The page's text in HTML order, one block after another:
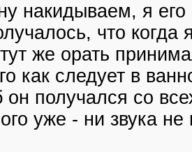
накидываем, я
что когда
же орать
как следует в
он получался со
уже - ни звука